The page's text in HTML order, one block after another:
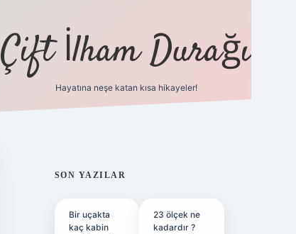
Çift İlham Durağı
Hayatına neşe katan kısa hikayeler!
SIDEBAR
SON YAZILAR
Bir uçakta
kaç kabin
23 ölçek ne
kadardır ?